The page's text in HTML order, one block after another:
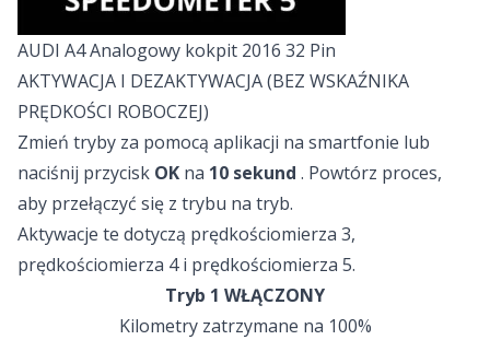
AUDI A4 Analogowy kokpit 2016 32 Pin
AKTYWACJA I DEZAKTYWACJA (BEZ WSKAŹNIKA
PRĘDKOŚCI ROBOCZEJ)
Zmień tryby za pomocą aplikacji na smartfonie lub
naciśnij przycisk OK na 10 sekund . Powtórz proces,
aby przełączyć się z trybu na tryb.
Aktywacje te dotyczą prędkościomierza 3,
prędkościomierza 4 i prędkościomierza 5.
Tryb 1 WŁĄCZONY
Kilometry zatrzymane na 100%